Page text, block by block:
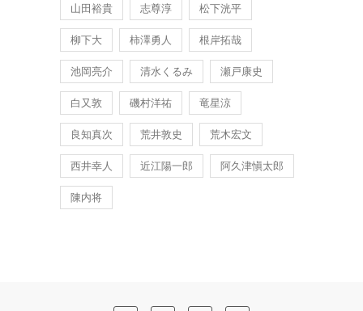
山田裕貴 志尊淳 松下洸平
柳下大 柿澤勇人 根岸拓哉
池岡亮介 清水くるみ 瀬戸康史
白又敦 磯村洋祐 竜星涼
良知真次 荒井敦史 荒木宏文
西井幸人 近江陽一郎 阿久津愼太郎
陳内将